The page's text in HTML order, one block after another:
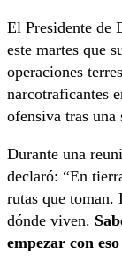
El Presidente de
este martes que
operaciones
narcotraficantes
ofensiva tras una
Durante una
declaró: “En
rutas que toman.
dónde viven.
empezar con